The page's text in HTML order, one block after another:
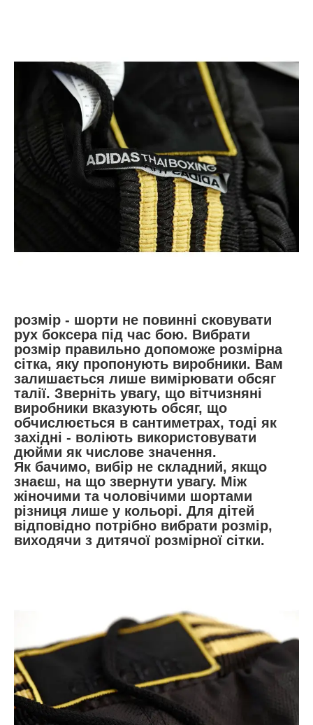
розмір - шорти не повинні сковувати
рух боксера під час бою. Вибрати
розмір правильно допоможе розмірна
сітка, яку пропонують виробники. Вам
залишається лише вимірювати обсяг
талії. Зверніть увагу, що вітчизняні
виробники вказують обсяг, що
обчислюється в сантиметрах, тоді як
західні - воліють використовувати
дюйми як числове значення.
Як бачимо, вибір не складний, якщо
знаєш, на що звернути увагу. Між
жіночими та чоловічими шортами
різниця лише у кольорі. Для дітей
відповідно потрібно вибрати розмір,
виходячи з дитячої розмірної сітки.